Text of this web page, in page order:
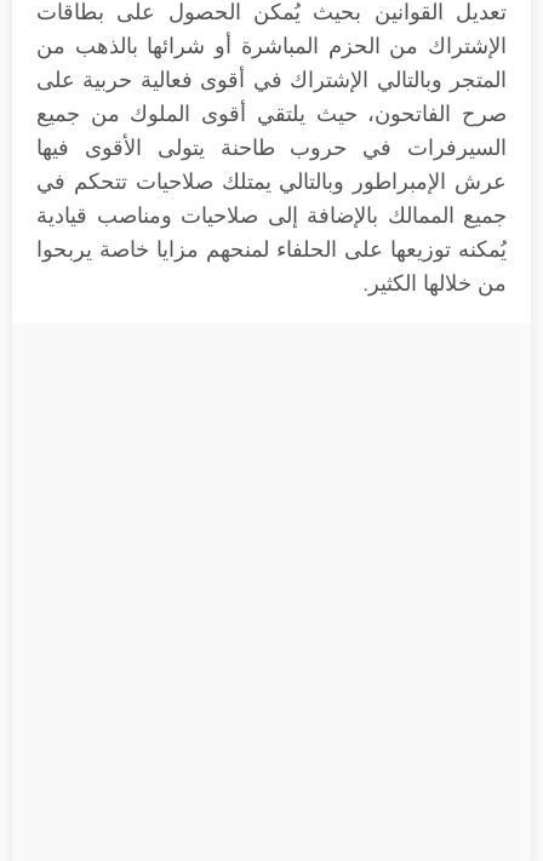
تعديل القوانين بحيث يُمكن الحصول على بطاقات
الإشتراك من الحزم المباشرة أو شرائها بالذهب من
المتجر وبالتالي الإشتراك في أقوى فعالية حربية على
صرح الفاتحون، حيث يلتقي أقوى الملوك من جميع
السيرفرات في حروب طاحنة يتولى الأقوى فيها
عرش الإمبراطور وبالتالي يمتلك صلاحيات تتحكم في
جميع الممالك بالإضافة إلى صلاحيات ومناصب قيادية
يُمكنه توزيعها على الحلفاء لمنحهم مزايا خاصة يربحوا
من خلالها الكثير.